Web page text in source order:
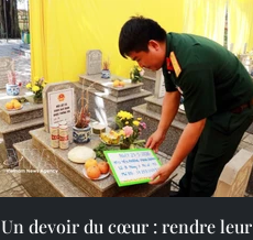
Un devoir du cœur : rendre leur